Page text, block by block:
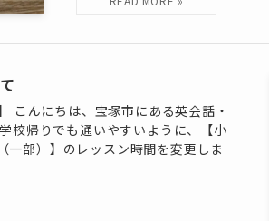
こんにちは、宝塚市にある英会話・
校帰りでも通いやすいように、【小
部）】のレッスン時間を変更しま